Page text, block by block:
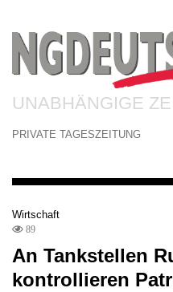
UNABHÄNGIGE
PRIVATE TAGESZEITUNG
Wirtschaft
89
An Tankstellen
kontrollieren